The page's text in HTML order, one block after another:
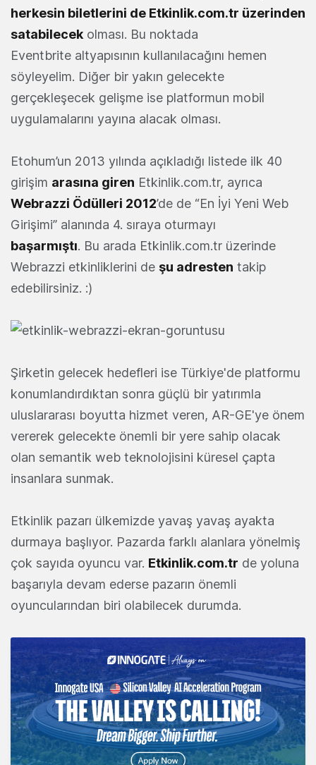
herkesin biletlerini de Etkinlik.com.tr üzerinden
satabilecek olması. Bu noktada
Eventbrite altyapısının kullanılacağını hemen
söyleyelim. Diğer bir yakın gelecekte
gerçekleşecek gelişme ise platformun mobil
uygulamalarını yayına alacak olması.
Etohum’un 2013 yılında açıkladığı listede ilk 40
girişim arasına giren Etkinlik.com.tr, ayrıca
Webrazzi Ödülleri 2012’de de “En İyi Yeni Web
Girişimi” alanında 4. sıraya oturmayı
başarmıştı. Bu arada Etkinlik.com.tr üzerinde
Webrazzi etkinliklerini de şu adresten takip
edebilirsiniz. :)
Şirketin gelecek hedefleri ise Türkiye'de platformu
konumlandırdıktan sonra güçlü bir yatırımla
uluslararası boyutta hizmet veren, AR-GE'ye önem
vererek gelecekte önemli bir yere sahip olacak
olan semantik web teknolojisini küresel çapta
insanlara sunmak.
Etkinlik pazarı ülkemizde yavaş yavaş ayakta
durmaya başlıyor. Pazarda farklı alanlara yönelmiş
çok sayıda oyuncu var. Etkinlik.com.tr de yoluna
başarıyla devam ederse pazarın önemli
oyuncularından biri olabilecek durumda.